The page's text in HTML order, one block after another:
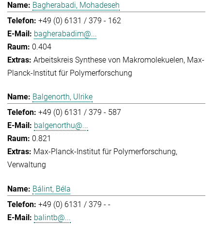
Bagherabadi, Mohadeseh
+49 (0) 6131 / 379 - 162
bagherabadim@...
0.404
Arbeitskreis Synthese von Makromolekuelen Max-
Planck-Institut für Polymerforschung
Balgenorth, Ulrike
+49 (0) 6131 / 379 - 587
balgenorthu@...
0.821
Max-Planck-Institut für Polymerforschung
Verwaltung
Bálint, Béla
+49 (0) 6131 / 379 - -
balintb@...